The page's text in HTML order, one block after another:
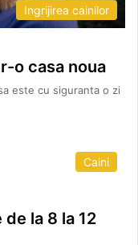
Ingrijirea cainilor
o casa noua
este cu siguranta o zi
Caini
la 8 la 12